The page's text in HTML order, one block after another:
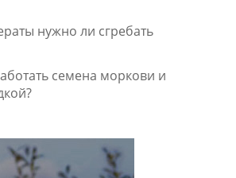
нужно ли сгребать
семена моркови и